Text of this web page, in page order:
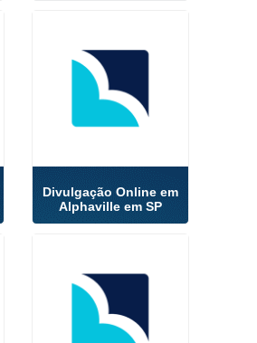
Divulgação Online em
Alphaville em SP